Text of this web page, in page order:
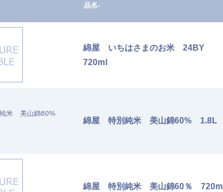
品名-
綿屋 いちはさまのお米 24BY
720ml
綿屋 特別純米 美山錦60% 1.8L
綿屋 特別純米 美山錦60％ 720ml